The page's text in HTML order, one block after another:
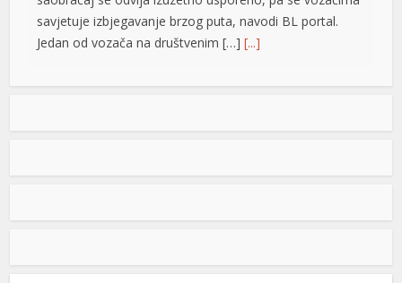
savjetuje izbjegavanje brzog puta, navodi BL portal.
Jedan od vozača na društvenim […][...]
Pripremite kišobrane: Nakon vrelog dana stižu pljuskovi i
Stanovnike Republike Srpske i Bosne i Hercegovine
u poslijepodnevnim i večernjim časovima u pojedinim
preovladavaće pretežno sunčano vrijeme, dok se sa
očekuju pljuskovi praćeni grmljavinom. Duvaće slab do